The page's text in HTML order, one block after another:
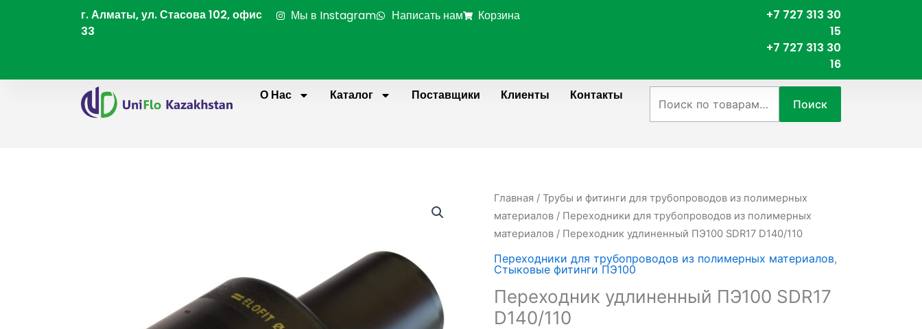
г. Алматы, ул. Стасова 102, офис
33
Мы в Instagram Написать нам Корзина
+7 727 313 30
15
+7 727 313 30
16
О Нас
Каталог Поставщики Клиенты Контакты
Поиск
Главная / Трубы и фитинги для трубопроводов из полимерных
материалов / Переходники для трубопроводов из полимерных
материалов / Переходник удлиненный ПЭ100 SDR17 D140/110
Переходники для трубопроводов из полимерных материалов,
Стыковые фитинги ПЭ100
Переходник удлиненный ПЭ100 SDR17
D140/110